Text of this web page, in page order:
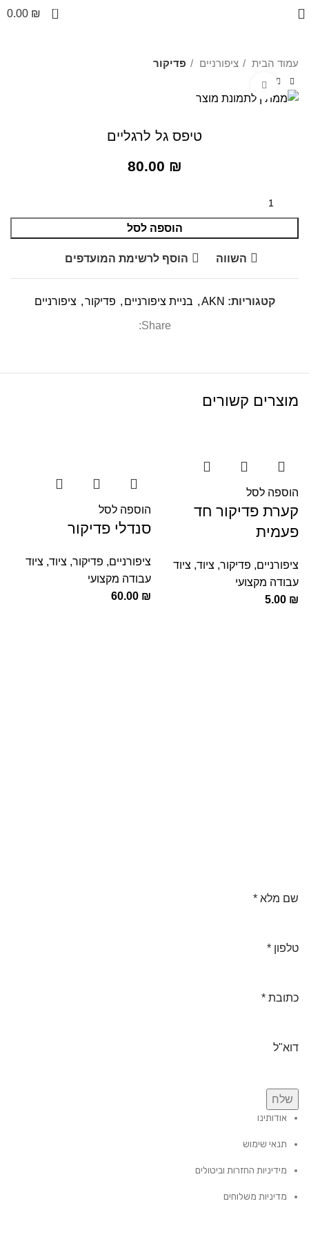
0
0.00 ₪
עמוד הבית ציפורניים פדיקור
טיפס גל לרגליים
80.00 ₪
הוספה לסל
השווה הוסף לרשימת המועדפים
קטגוריות: AKN
, בניית ציפורניים , פדיקור, ציפורניים
Share:
מוצרים קשורים
הוספה לסל
קערת פדיקור חד
פעמית
ציפורניים, פדיקור, ציוד, ציוד
עבודה מקצועי
5.00 ₪
הוספה לסל
סנדלי פדיקור
ציפורניים, פדיקור, ציוד, ציוד
עבודה מקצועי
60.00 ₪
שם מלא *
טלפון *
כתובת *
דוא"ל
שלח
אודותינו
תנאי שימוש
מידיניות החזרות וביטולים
מדיניות משלוחים